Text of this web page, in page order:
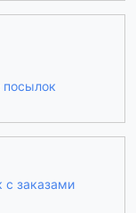
посылок
с заказами